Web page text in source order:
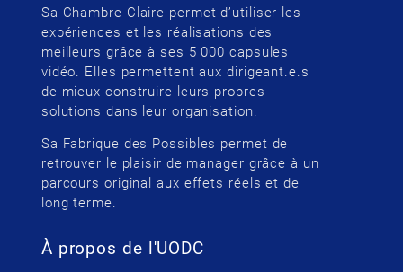
Sa Chambre Claire permet d’utiliser les
expériences et les réalisations des
meilleurs grâce à ses 5 000 capsules
vidéo. Elles permettent aux dirigeant.e.s
de mieux construire leurs propres
solutions dans leur organisation.
Sa Fabrique des Possibles permet de
retrouver le plaisir de manager grâce à un
parcours original aux effets réels et de
long terme.
À propos de l'UODC